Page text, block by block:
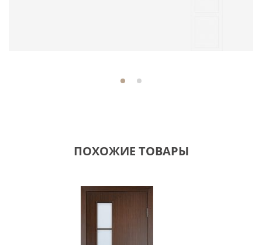
ПОХОЖИЕ ТОВАРЫ